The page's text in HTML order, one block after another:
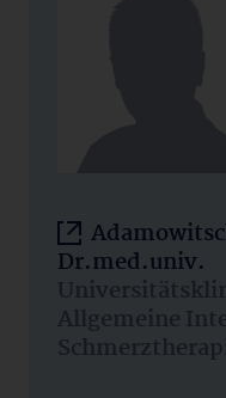
Dr.med.univ.
Allgemeine